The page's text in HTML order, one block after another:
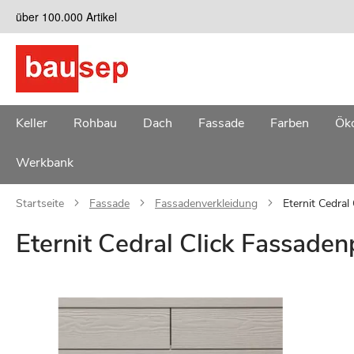
Zum
Inhalt
springen
über 100.000 Artikel
Keller Rohbau Dach Fassade Farben
Werkbank
Startseite Fassade Fassadenverkleidung Eternit
Eternit Cedral Click